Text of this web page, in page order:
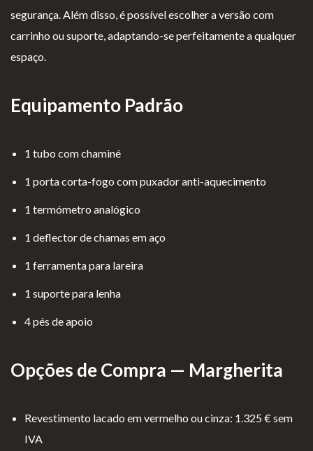
segurança. Além disso, é possível escolher a versão com
carrinho ou suporte, adaptando-se perfeitamente a qualquer
espaço.
Equipamento Padrão
1 tubo com chaminé
1 porta corta-fogo com puxador anti-aquecimento
1 termómetro analógico
1 deflector de chamas em aço
1 ferramenta para lareira
1 suporte para lenha
4 pés de apoio
Opções de Compra — Margherita
Revestimento lacado em vermelho ou cinza: 1.325 € sem
IVA